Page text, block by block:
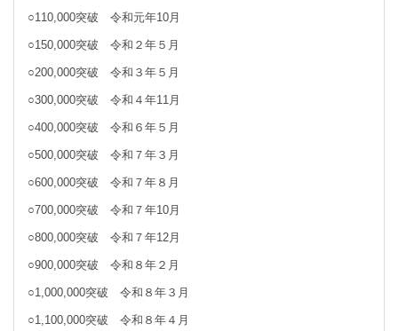
○110,000突破 令和元年10月
○150,000突破 令和２年５月
○200,000突破 令和３年５月
○300,000突破 令和４年11月
○400,000突破 令和６年５月
○500,000突破 令和７年３月
○600,000突破 令和７年８月
○700,000突破 令和７年10月
○800,000突破 令和７年12月
○900,000突破 令和８年２月
○1,000,000突破 令和８年３月
○1,100,000突破 令和８年４月